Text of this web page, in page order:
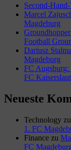
Second-
Marcel
Magdeburg
Football
Dariusz
Magdeburg
FC Augsburg:
FC
Neueste
Technology zu
1. FC
Finance zu
FC